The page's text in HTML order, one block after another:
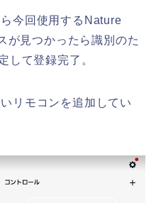
今回使用するNature
が見つかったら識別のた
して登録完了。
リモコンを追加してい